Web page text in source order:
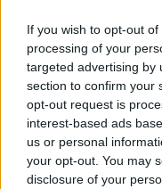
If you wish to opt-out
processing of your
targeted advertising by
section to confirm your
opt-out request is
interest-based ads
us or personal
your opt-out. You may
disclosure of your